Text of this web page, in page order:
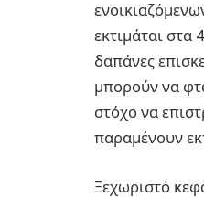
εκτιμάται στα
δαπάνες
μπορούν να
στόχο να
παραμένουν
Ξεχωριστό